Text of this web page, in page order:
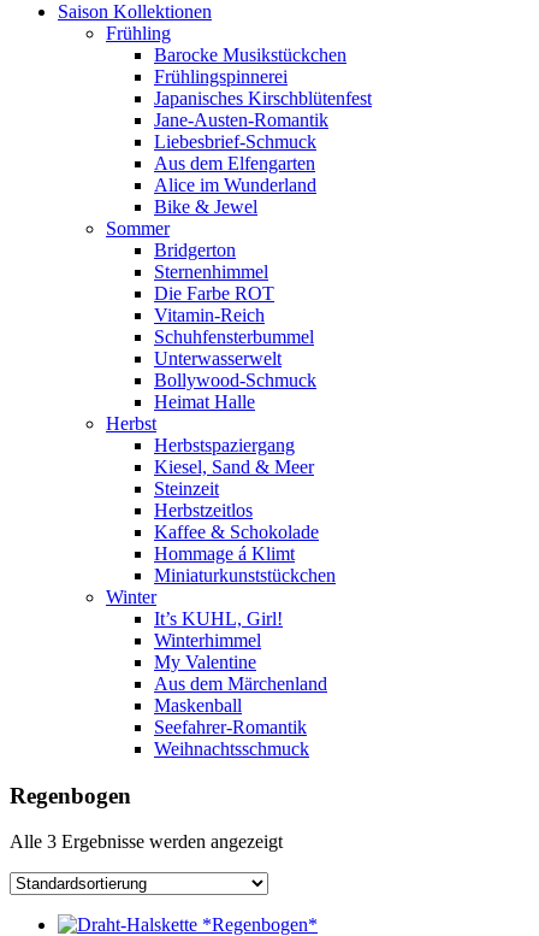
Saison Kollektionen
Frühling
Barocke Musikstückchen
Frühlingspinnerei
Japanisches Kirschblütenfest
Jane-Austen-Romantik
Liebesbrief-Schmuck
Aus dem Elfengarten
Alice im Wunderland
Bike & Jewel
Sommer
Bridgerton
Sternenhimmel
Die Farbe ROT
Vitamin-Reich
Schuhfensterbummel
Unterwasserwelt
Bollywood-Schmuck
Heimat Halle
Herbst
Herbstspaziergang
Kiesel, Sand & Meer
Steinzeit
Herbstzeitlos
Kaffee & Schokolade
Hommage á Klimt
Miniaturkunststückchen
Winter
It’s KUHL, Girl!
Winterhimmel
My Valentine
Aus dem Märchenland
Maskenball
Seefahrer-Romantik
Weihnachtsschmuck
Regenbogen
Alle 3 Ergebnisse werden angezeigt